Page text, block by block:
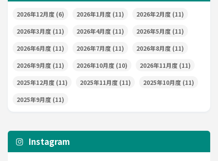
2026年12月度 (6) 2026年1月度 (11) 2026年2月度 (11)
2026年3月度 (11) 2026年4月度 (11) 2026年5月度 (11)
2026年6月度 (11) 2026年7月度 (11) 2026年8月度 (11)
2026年9月度 (11) 2026年10月度 (10) 2026年11月度 (11)
2025年12月度 (11) 2025年11月度 (11) 2025年10月度 (11)
2025年9月度 (11)
Instagram